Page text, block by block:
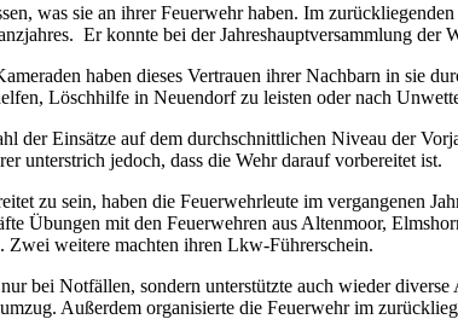
was sie an ihrer Feuerwehr haben. Im
Er konnte bei der Jahreshauptversammlung der
haben dieses Vertrauen ihrer Nachbarn in sie
Löschhilfe in Neuendorf zu leisten oder nach
der Einsätze auf dem durchschnittlichen Niveau der
unterstrich jedoch, dass die Wehr darauf vorbereitet ist.
zu sein, haben die Feuerwehrleute im vergangenen
Übungen mit den Feuerwehren aus Altenmoor,
Zwei weitere machten ihren Lkw-Führerschein.
bei Notfällen, sondern unterstützte auch wieder
Außerdem organisierte die Feuerwehr im